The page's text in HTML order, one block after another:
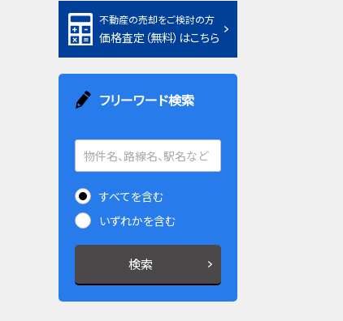
不動産の売却をご検討の方
価格査定（無料）はこちら
フリーワード検索
すべてを含む
いずれかを含む
検索